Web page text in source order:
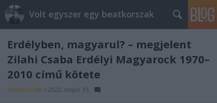
Volt egyszer egy beatkorszak
Erdélyben, magyarul? – megjelent
Zilahi Csaba Erdélyi Magyarock 1970–
2010 című kötete
beatkorSzaki • 2022. május 15.